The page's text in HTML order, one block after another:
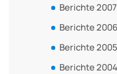
Berichte 2007
Berichte 2006
Berichte 2005
Berichte 2004